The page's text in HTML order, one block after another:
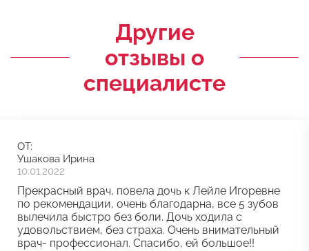
Другие
отзывы о
специалисте
ОТ:
Ушакова Ирина
10.01.2022
Прекрасный врач, повела дочь к Лейле Игоревне
по рекомендации, очень благодарна, все 5 зубов
вылечила быстро без боли. Дочь ходила с
удовольствием, без страха. Очень внимательный
врач- профессионал. Спасибо, ей большое!!